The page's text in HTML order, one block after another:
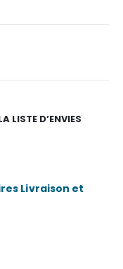
LISTE D’ENVIES
Livraison et